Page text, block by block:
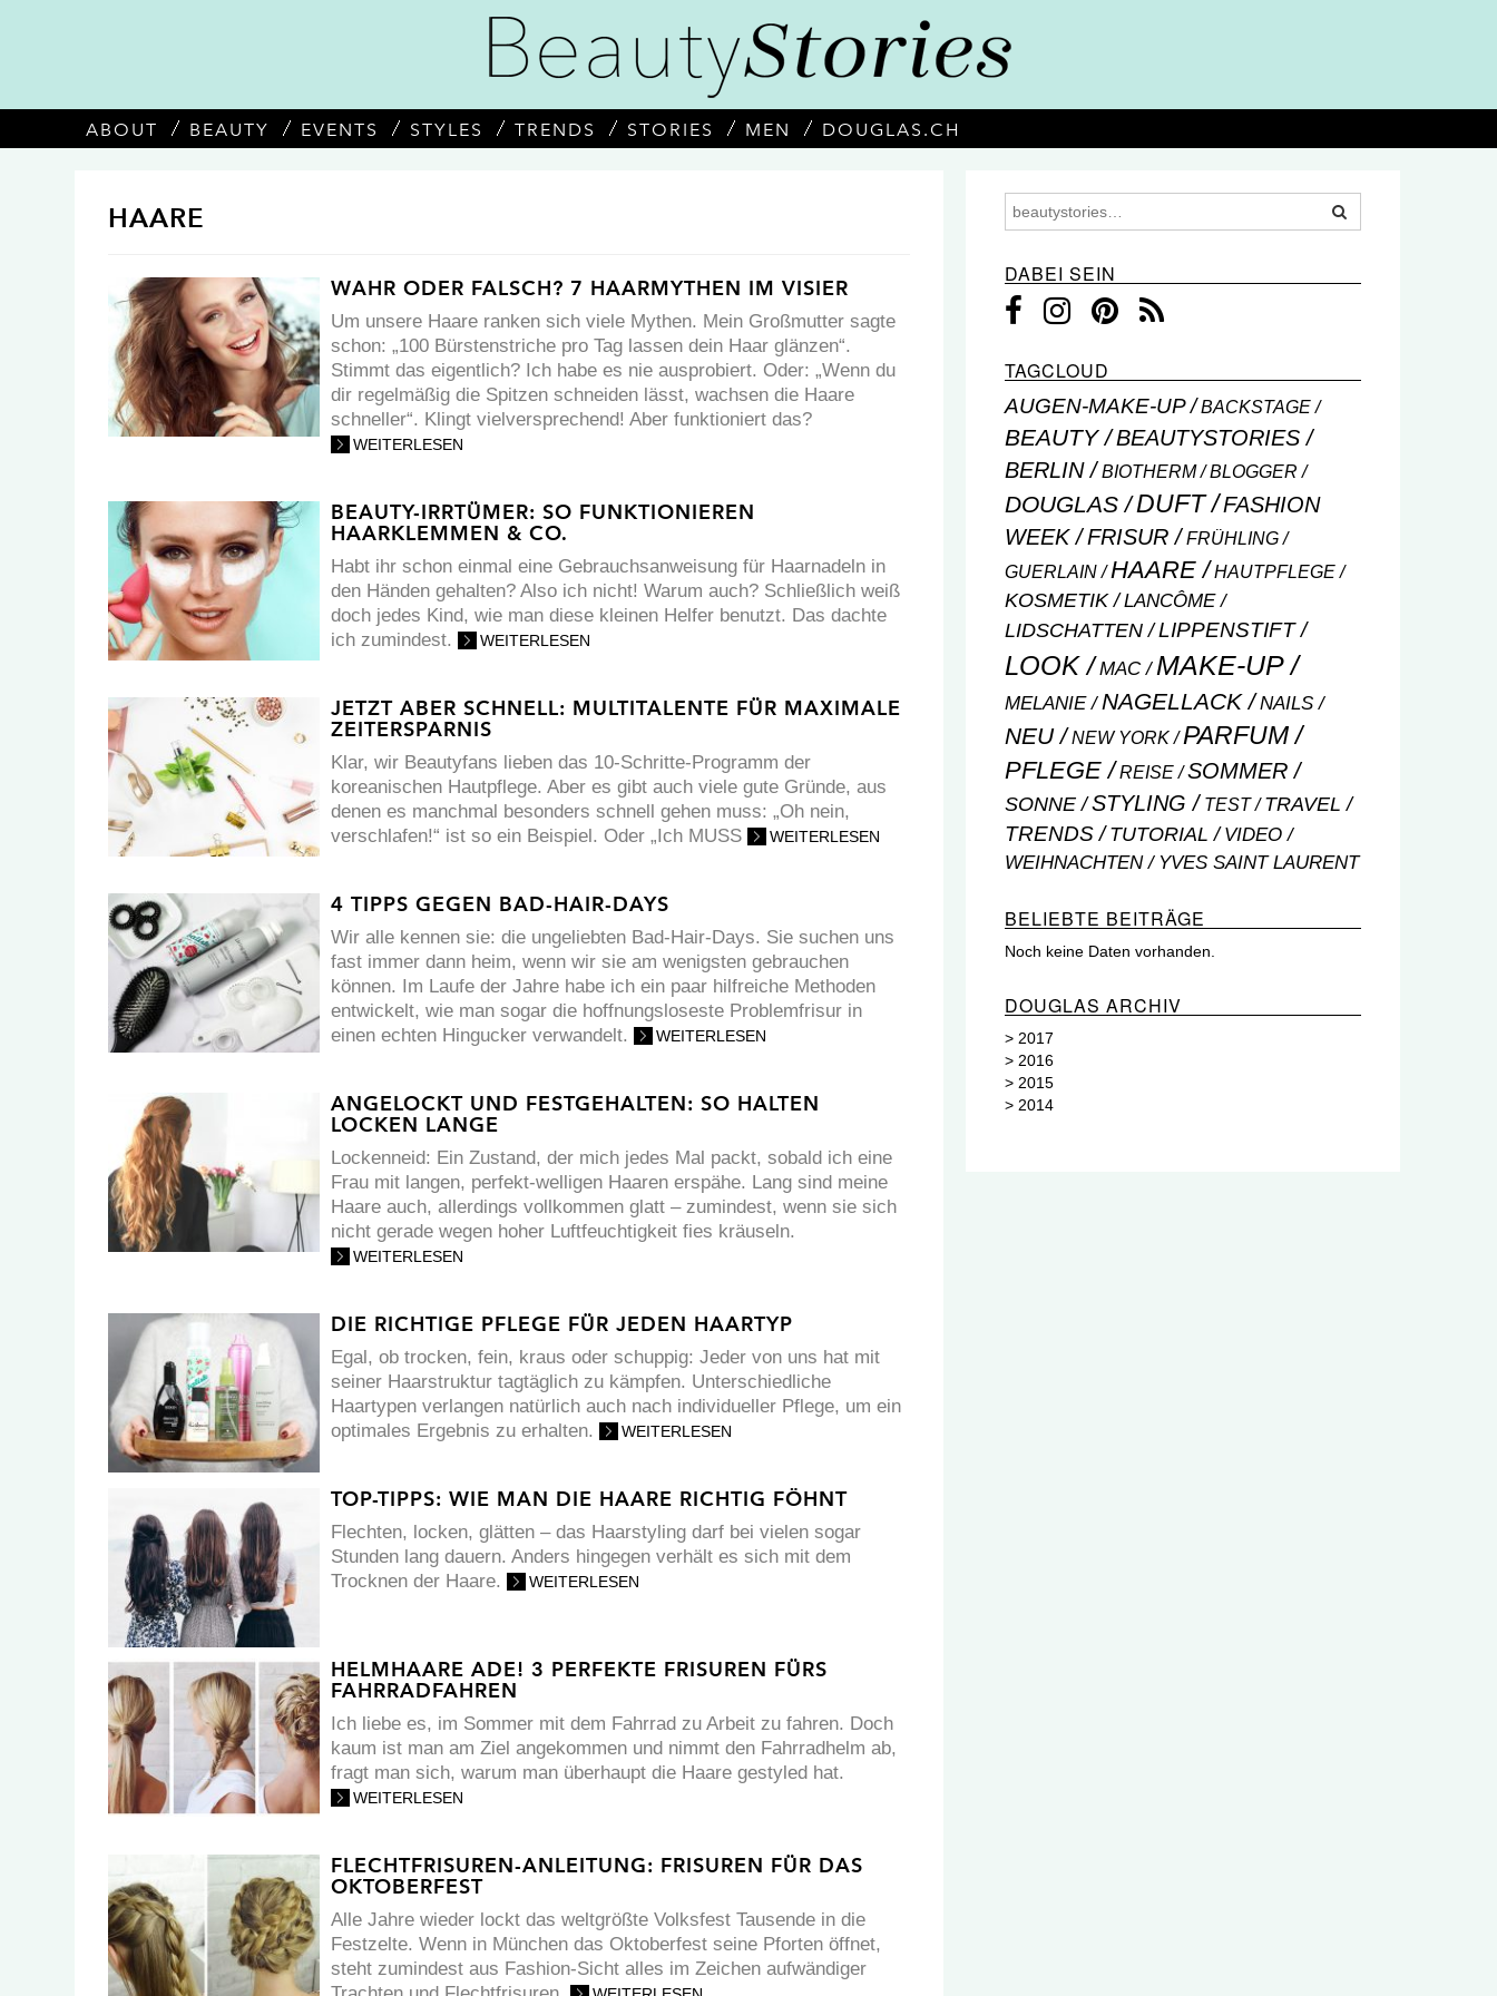
ABOUT BEAUTY EVENTS STYLES TRENDS STORIES MEN DOUGLAS.CH
HAARE
WAHR ODER FALSCH? 7 HAARMYTHEN IM VISIER
Um unsere Haare ranken sich viele Mythen. Mein Großmutter sagte
schon: „100 Bürstenstriche pro Tag lassen dein Haar glänzen“.
Stimmt das eigentlich? Ich habe es nie ausprobiert. Oder: „Wenn du
dir regelmäßig die Spitzen schneiden lässt, wachsen die Haare
schneller“. Klingt vielversprechend! Aber funktioniert das?
WEITERLESEN
BEAUTY-IRRTÜMER: SO FUNKTIONIEREN
HAARKLEMMEN & CO.
Habt ihr schon einmal eine Gebrauchsanweisung für Haarnadeln in
den Händen gehalten? Also ich nicht! Warum auch? Schließlich weiß
doch jedes Kind, wie man diese kleinen Helfer benutzt. Das dachte
ich zumindest.
WEITERLESEN
JETZT ABER SCHNELL: MULTITALENTE FÜR MAXIMALE
ZEITERSPARNIS
Klar, wir Beautyfans lieben das 10-Schritte-Programm der
koreanischen Hautpflege. Aber es gibt auch viele gute Gründe, aus
denen es manchmal besonders schnell gehen muss: „Oh nein,
verschlafen!“ ist so ein Beispiel. Oder „Ich MUSS
WEITERLESEN
4 TIPPS GEGEN BAD-HAIR-DAYS
Wir alle kennen sie: die ungeliebten Bad-Hair-Days. Sie suchen uns
fast immer dann heim, wenn wir sie am wenigsten gebrauchen
können. Im Laufe der Jahre habe ich ein paar hilfreiche Methoden
entwickelt, wie man sogar die hoffnungsloseste Problemfrisur in
einen echten Hingucker verwandelt.
WEITERLESEN
ANGELOCKT UND FESTGEHALTEN: SO HALTEN
LOCKEN LANGE
Lockenneid: Ein Zustand, der mich jedes Mal packt, sobald ich eine
Frau mit langen, perfekt-welligen Haaren erspähe. Lang sind meine
Haare auch, allerdings vollkommen glatt – zumindest, wenn sie sich
nicht gerade wegen hoher Luftfeuchtigkeit fies kräuseln.
WEITERLESEN
DIE RICHTIGE PFLEGE FÜR JEDEN HAARTYP
Egal, ob trocken, fein, kraus oder schuppig: Jeder von uns hat mit
seiner Haarstruktur tagtäglich zu kämpfen. Unterschiedliche
Haartypen verlangen natürlich auch nach individueller Pflege, um ein
optimales Ergebnis zu erhalten.
WEITERLESEN
TOP-TIPPS: WIE MAN DIE HAARE RICHTIG FÖHNT
Flechten, locken, glätten – das Haarstyling darf bei vielen sogar
Stunden lang dauern. Anders hingegen verhält es sich mit dem
Trocknen der Haare.
WEITERLESEN
HELMHAARE ADE! 3 PERFEKTE FRISUREN FÜRS
FAHRRADFAHREN
Ich liebe es, im Sommer mit dem Fahrrad zu Arbeit zu fahren. Doch
kaum ist man am Ziel angekommen und nimmt den Fahrradhelm ab,
fragt man sich, warum man überhaupt die Haare gestyled hat.
WEITERLESEN
FLECHTFRISUREN-ANLEITUNG: FRISUREN FÜR DAS
OKTOBERFEST
Alle Jahre wieder lockt das weltgrößte Volksfest Tausende in die
Festzelte. Wenn in München das Oktoberfest seine Pforten öffnet,
steht zumindest aus Fashion-Sicht alles im Zeichen aufwändiger
DABEI SEIN
TAGCLOUD
AUGEN-MAKE-UP BACKSTAGE
BEAUTY
BEAUTYSTORIES
BERLIN
BIOTHERM BLOGGER
DOUGLAS DUFT
FASHION
WEEK
FRISUR FRÜHLING
GUERLAIN HAARE HAUTPFLEGE
KOSMETIK
LANCÔME
LIDSCHATTEN
LIPPENSTIFT
LOOK MAC MAKE-UP
MELANIE NAGELLACK NAILS
NEU NEW YORK PARFUM
PFLEGE REISE SOMMER
SONNE STYLING TEST TRAVEL
TRENDS TUTORIAL VIDEO
WEIHNACHTEN YVES SAINT LAURENT
BELIEBTE BEITRÄGE
Noch keine Daten vorhanden.
DOUGLAS ARCHIV
> 2017
> 2016
> 2015
> 2014